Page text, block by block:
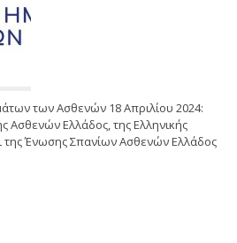
των Ασθενών 18 Απριλίου 2024:
Ασθενών Ελλάδος, της Ελληνικής
της Ένωσης Σπανίων Ασθενών Ελλάδος